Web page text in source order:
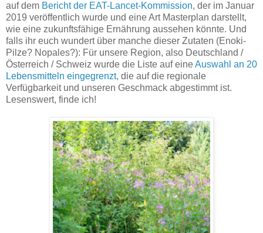
auf dem Bericht der EAT-Lancet-Kommission, der im Januar
2019 veröffentlich wurde und eine Art Masterplan darstellt,
wie eine zukunftsfähige Ernährung aussehen könnte. Und
falls ihr euch wundert über manche dieser Zutaten (Enoki-
Pilze? Nopales?): Für unsere Region, also Deutschland /
Österreich / Schweiz wurde die Liste auf eineAuswahl an 20
Lebensmitteln eingegrenzt, die auf die regionale
Verfügbarkeit und unseren Geschmack abgestimmt ist.
Lesenswert, finde ich!